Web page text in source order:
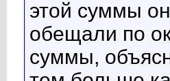
этой суммы
обещали по
суммы,